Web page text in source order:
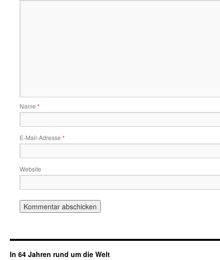
Name *
E-Mail-Adresse *
Website
In 64 Jahren rund um die Welt